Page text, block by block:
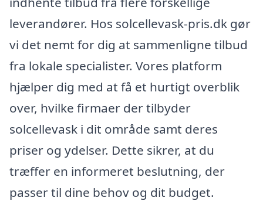
leverandører. Hos solcellevask-pris.dk gør
vi det nemt for dig at sammenligne tilbud
fra lokale specialister. Vores platform
hjælper dig med at få et hurtigt overblik
over, hvilke firmaer der tilbyder
solcellevask i dit område samt deres
priser og ydelser. Dette sikrer, at du
træffer en informeret beslutning, der
passer til dine behov og dit budget.